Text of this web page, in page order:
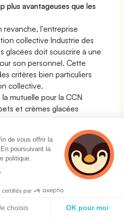
plus avantageuses que les
revanche, l'entreprise
collective Industrie des
glacées doit souscrire à une
son personnel. Cette
critères bien particuliers
collective.
mutuelle pour la CCN
et crèmes glacées
pour la convention collective
et crèmes glacées : OUI
collective Industrie
glacées - IDCC 2567
Industrie des glaces,
de vous offrir la
poursuivant la
politique.
certifiés par
choisis OK pour moi